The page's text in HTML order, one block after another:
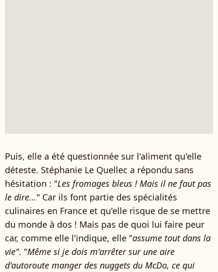
Puis, elle a été questionnée sur l'aliment qu'elle
déteste. Stéphanie Le Quellec a répondu sans
hésitation : "Les fromages bleus ! Mais il ne faut pas
le dire..." Car ils font partie des spécialités
culinaires en France et qu'elle risque de se mettre
du monde à dos ! Mais pas de quoi lui faire peur
car, comme elle l'indique, elle "assume tout dans la
vie". "Même si je dois m'arrêter sur une aire
d'autoroute manger des nuggets du McDo, ce qui